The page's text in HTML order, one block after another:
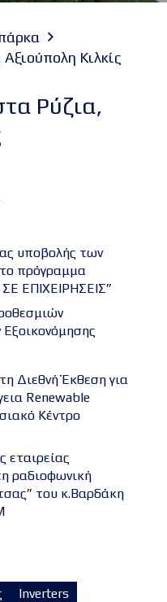
Κιλκίς
υποβολής των
πρόγραμμα
ΕΠΙΧΕΙΡΗΣΕΙΣ”
Διεθνή Έκθεση για
Renewable
Κέντρο
εταιρείας
ραδιοφωνική
του κ.Βαρδάκη
Inverters
Ρύζια,